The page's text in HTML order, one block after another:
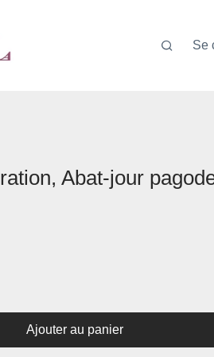
Se
Abat-jour
Ajouter au panier